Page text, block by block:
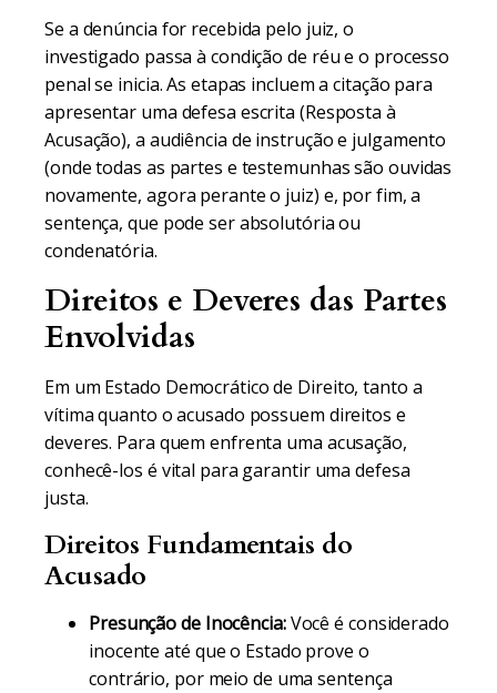
Se a denúncia for recebida pelo juiz, o
investigado passa à condição de réu e o processo
penal se inicia. As etapas incluem a citação para
apresentar uma defesa escrita (Resposta à
Acusação), a audiência de instrução e julgamento
(onde todas as partes e testemunhas são ouvidas
novamente, agora perante o juiz) e, por fim, a
sentença, que pode ser absolutória ou
condenatória.
Direitos e Deveres das Partes
Envolvidas
Em um Estado Democrático de Direito, tanto a
vítima quanto o acusado possuem direitos e
deveres. Para quem enfrenta uma acusação,
conhecê-los é vital para garantir uma defesa
justa.
Direitos Fundamentais do
Acusado
Presunção de Inocência:Você é considerado
inocente até que o Estado prove o
contrário, por meio de uma sentença